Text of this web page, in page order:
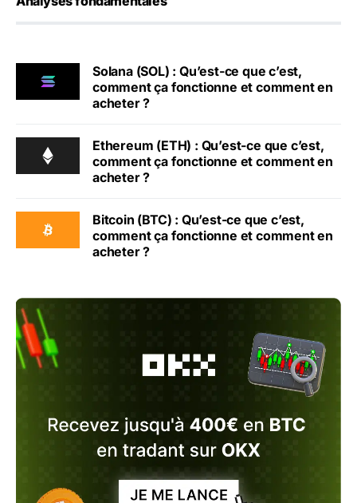
Solana (SOL) : Qu’est-ce que c’est,
comment ça fonctionne et comment en
acheter ?
Ethereum (ETH) : Qu’est-ce que c’est,
comment ça fonctionne et comment en
acheter ?
Bitcoin (BTC) : Qu’est-ce que c’est,
comment ça fonctionne et comment en
acheter ?